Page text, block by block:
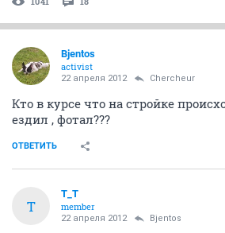
Bjentos
activist
22 апреля 2012 Сhercheur
Кто в курсе что на стройке
ездил , фотал???
ОТВЕТИТЬ
T
T_T
member
22 апреля 2012 Bjentos